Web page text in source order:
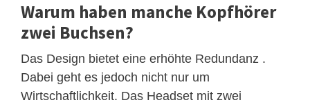
Warum haben manche Kopfhörer
zwei Buchsen?
Das Design bietet eine erhöhte Redundanz .
Dabei geht es jedoch nicht nur um
Wirtschaftlichkeit. Das Headset mit zwei